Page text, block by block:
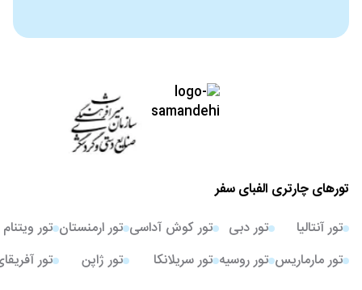
تورهای چارتری الفبای سفر
تور آنتالیا
تور مارماریس
تور دبی
تور روسیه
تور کوش آداسی
تور سریلانکا
تور ارمنستان
تور ژاپن
تور ویتنام
تور